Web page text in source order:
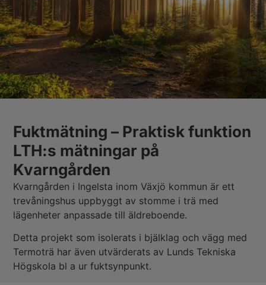
Fuktmätning – Praktisk funktion
LTH:s mätningar på
Kvarngården
Kvarngården i Ingelsta inom Växjö kommun är ett
trevåningshus uppbyggt av stomme i trä med
lägenheter anpassade till äldreboende.
Detta projekt som isolerats i bjälklag och vägg med
Termoträ har även utvärderats av Lunds Tekniska
Högskola bl a ur fuktsynpunkt.